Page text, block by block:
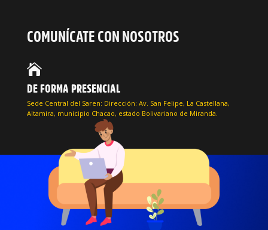
COMUNÍCATE CON NOSOTROS

DE FORMA PRESENCIAL
Sede Central del Saren: Dirección: Av. San Felipe, La Castellana,
Altamira, municipio Chacao, estado Bolivariano de Miranda.